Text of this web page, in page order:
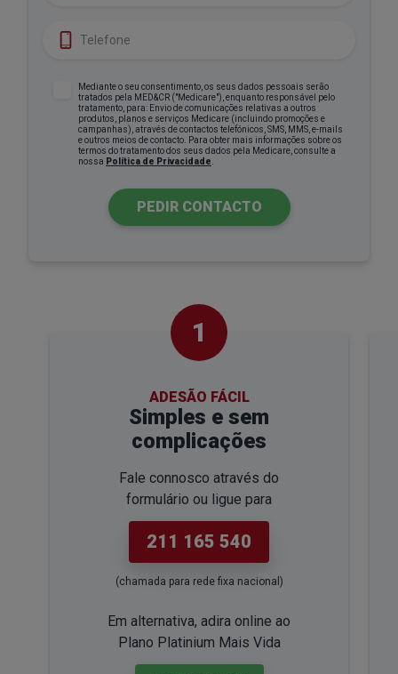
Telefone
Mediante o seu consentimento, os seus dados pessoais serão
tratados pela MED&CR ("Medicare"), enquanto responsável pelo
tratamento, para: Envio de comunicações relativas a outros
produtos, planos e serviços Medicare (incluindo promoções e
campanhas), através de contactos telefónicos, SMS, MMS, e-mails
e outros meios de contacto. Para obter mais informações sobre os
termos do tratamento dos seus dados pela Medicare, consulte a
nossa Política de Privacidade
PEDIR CONTACTO
1
ADESÃO FÁCIL
Simples e sem
complicações
Fale connosco através do
formulário ou ligue para
211 165 540
(chamada para rede fixa nacional)
Em alternativa, adira online ao
Plano Platinium Mais Vida